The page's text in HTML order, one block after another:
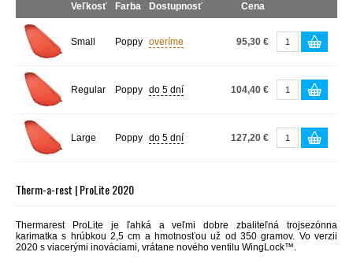
Veľkosť Farba Dostupnosť Cena
Small Poppy overíme 95,30 €
Regular Poppy do 5 dní 104,40 €
Large Poppy do 5 dní 127,20 €
Therm-a-rest | ProLite 2020
Thermarest ProLite je ľahká a veľmi dobre zbaliteľná trojsezónna
karimatka s hrúbkou 2,5 cm a hmotnosťou už od 350 gramov. Vo verzii
2020 s viacerými inováciami, vrátane nového ventilu WingLock™.